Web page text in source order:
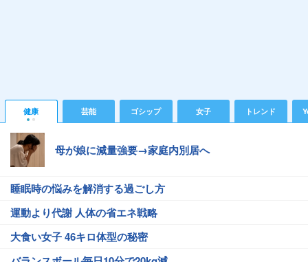
健康 芸能 ゴシップ 女子 トレンド
母が娘に減量強要→家庭内別居へ
睡眠時の悩みを解消する過ごし方
運動より代謝 人体の省エネ戦略
大食い女子 46キロ体型の秘密